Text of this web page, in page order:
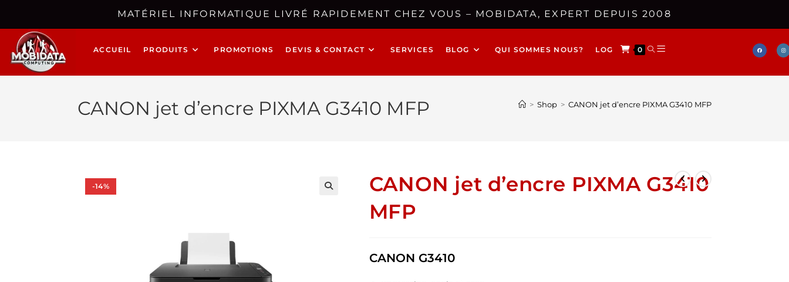
MATÉRIEL INFORMATIQUE LIVRÉ RAPIDEMENT CHEZ VOUS – MOBIDATA, EXPERT DEPUIS 2008
ACCUEIL PRODUITS PROMOTIONS DEVIS & CONTACT SERVICES BLOG QUI SOMMES NOUS? LOG 0
CANON jet d’encre PIXMA G3410 MFP > Shop > CANON jet d’encre PIXMA G3410 MFP
-14%
CANON jet d’encre PIXMA G3410
MFP
CANON G3410